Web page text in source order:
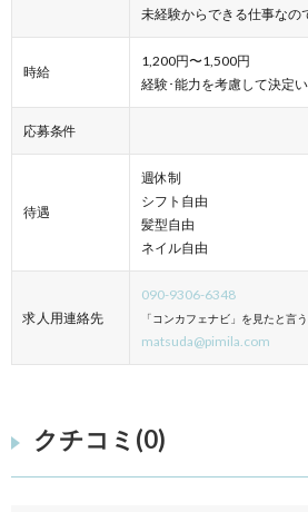
未経験からできる仕事なの
時給
1,200円〜1,500円
経験･能力を考慮して決定い
応募条件
待遇
週休制
シフト自由
髪型自由
ネイル自由
求人用連絡先
090-9306-6348
「コンカフェナビ」を見たと言
matsuda@pimila.com
クチコミ(0)